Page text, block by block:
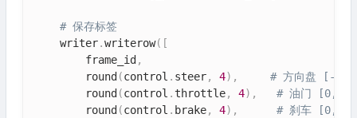
# 保存标签
    writer
.writerow( [
        frame_id
,
        round
(control . steer, 4) ,
# 方向盘 [-1,
        round
(control . throttle, 4) ,
# 油门 [0, 1]
        round
(control . brake, 4) ,
# 刹车 [0, 1]